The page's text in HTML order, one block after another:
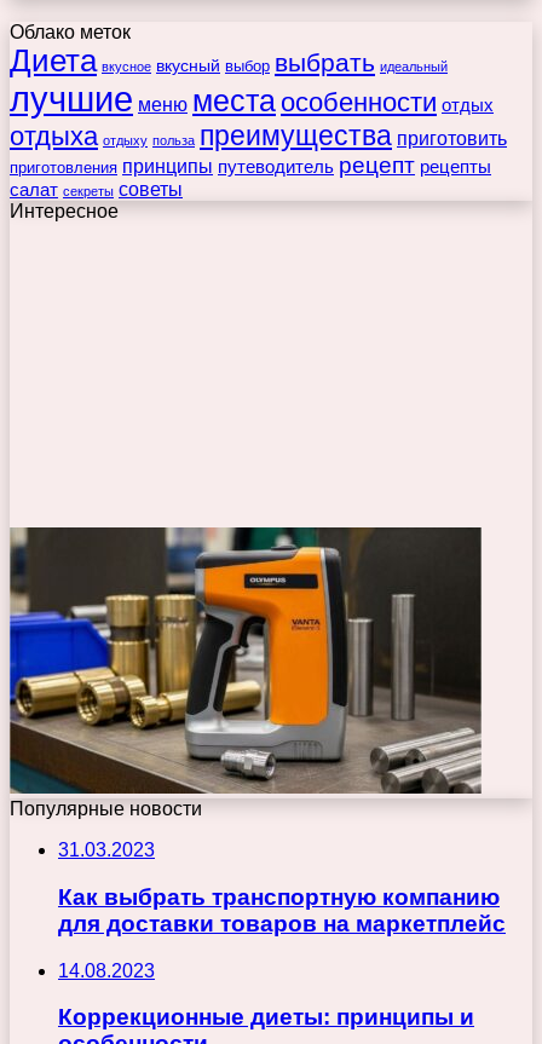
Облако меток
Диета вкусное вкусный выбор выбрать идеальный
лучшие меню места особенности отдых
отдыха отдыху польза преимущества приготовить
приготовления принципы путеводитель рецепт рецепты
салат секреты советы
Интересное
Популярные новости
31.03.2023
Как выбрать транспортную компанию
для доставки товаров на маркетплейс
14.08.2023
Коррекционные диеты: принципы и